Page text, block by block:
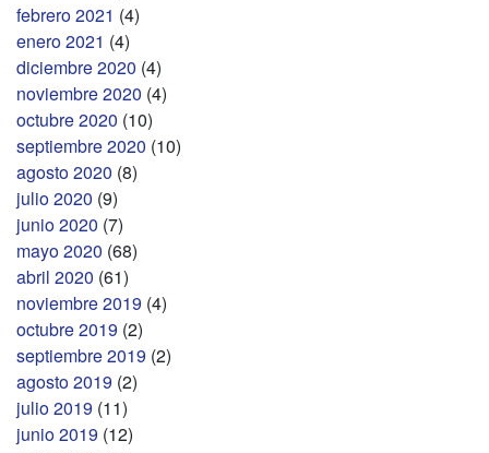
febrero 2021 (4)
enero 2021 (4)
diciembre 2020 (4)
noviembre 2020 (4)
octubre 2020 (10)
septiembre 2020 (10)
agosto 2020 (8)
julio 2020 (9)
junio 2020 (7)
mayo 2020 (68)
abril 2020 (61)
noviembre 2019 (4)
octubre 2019 (2)
septiembre 2019 (2)
agosto 2019 (2)
julio 2019 (11)
junio 2019 (12)